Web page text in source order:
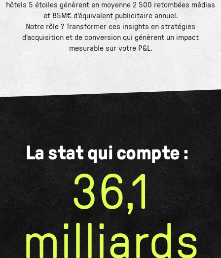
hôtels 5 étoiles génèrent en moyenne 2 500 retombées médias
et 85M€ d'équivalent publicitaire annuel.
Notre rôle ? Transformer ces insights en stratégies
d'acquisition et de conversion qui génèrent un impact
mesurable sur votre P&L.
La stat qui compte :
36,1
milliards